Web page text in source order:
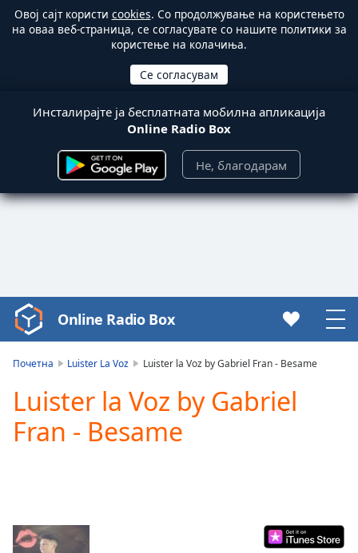
Овој сајт користи cookies. Со продолжување на користењето
на оваа веб-страница, се согласувате со нашите политики за
користење на колачиња.
Инсталирајте ја бесплатната мобилна апликација
Online Radio Box
Не, благодарам
Video
Player
Play
Video
Play
Current
Time0:00
Online Radio Box
Почетна Luister La Voz Luister la Voz by Gabriel Fran - Besame
Luister la Voz by Gabriel
Fran - Besame